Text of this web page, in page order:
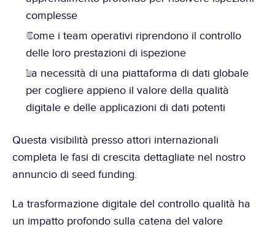
complesse
Come i team operativi riprendono il controllo
delle loro prestazioni di ispezione
La necessità di una piattaforma di dati globale
per cogliere appieno il valore della qualità
digitale e delle applicazioni di dati potenti
Questa visibilità presso attori internazionali
completa le fasi di crescita dettagliate nel nostro
annuncio di seed funding.
La trasformazione digitale del controllo qualità ha
un impatto profondo sulla catena del valore